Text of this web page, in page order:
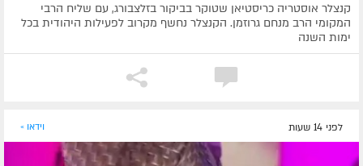
קנצלר אוסטריה כריסטיאן שטוקר בביקור בזלצבורג, עם שליח הרבי
המקומי הרב מנחם גרוזמן. הקנצלר נחשף מקרוב לפעילות היהודית בכל
ימות השנה
לפני 14 שעות וידאו »